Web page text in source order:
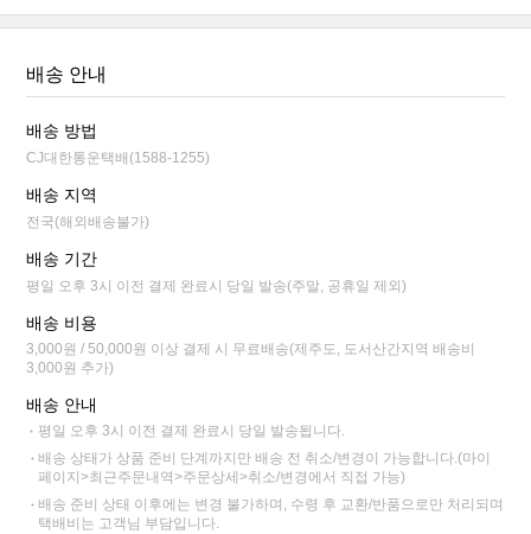
배송 안내
배송 방법
CJ대한통운택배(1588-1255)
배송 지역
전국(해외배송불가)
배송 기간
평일 오후 3시 이전 결제 완료시 당일 발송(주말, 공휴일 제외)
배송 비용
3,000원 / 50,000원 이상 결제 시 무료배송(제주도, 도서산간지역 배송비
3,000원 추가)
배송 안내
평일 오후 3시 이전 결제 완료시 당일 발송됩니다.
배송 상태가 상품 준비 단계까지만 배송 전 취소/변경이 가능합니다.(마이
페이지>최근주문내역>주문상세>취소/변경에서 직접 가능)
배송 준비 상태 이후에는 변경 불가하며, 수령 후 교환/반품으로만 처리되며
택배비는 고객님 부담입니다.